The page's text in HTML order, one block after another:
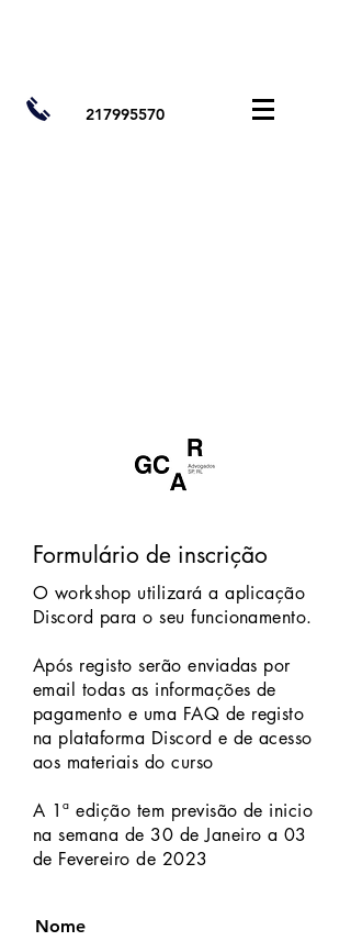
217995570
Formulário de inscrição
O workshop utilizará a aplicação
Discord para o seu funcionamento.
Após registo serão enviadas por
email todas as informações de
pagamento e uma FAQ de registo
na plataforma Discord e de acesso
aos materiais do curso
A 1ª edição tem previsão de inicio
na semana de 30 de Janeiro a 03
de Fevereiro de 2023
Nome